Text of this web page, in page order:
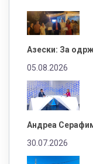
Азески: За
05.08.2026
Андреа
30.07.2026